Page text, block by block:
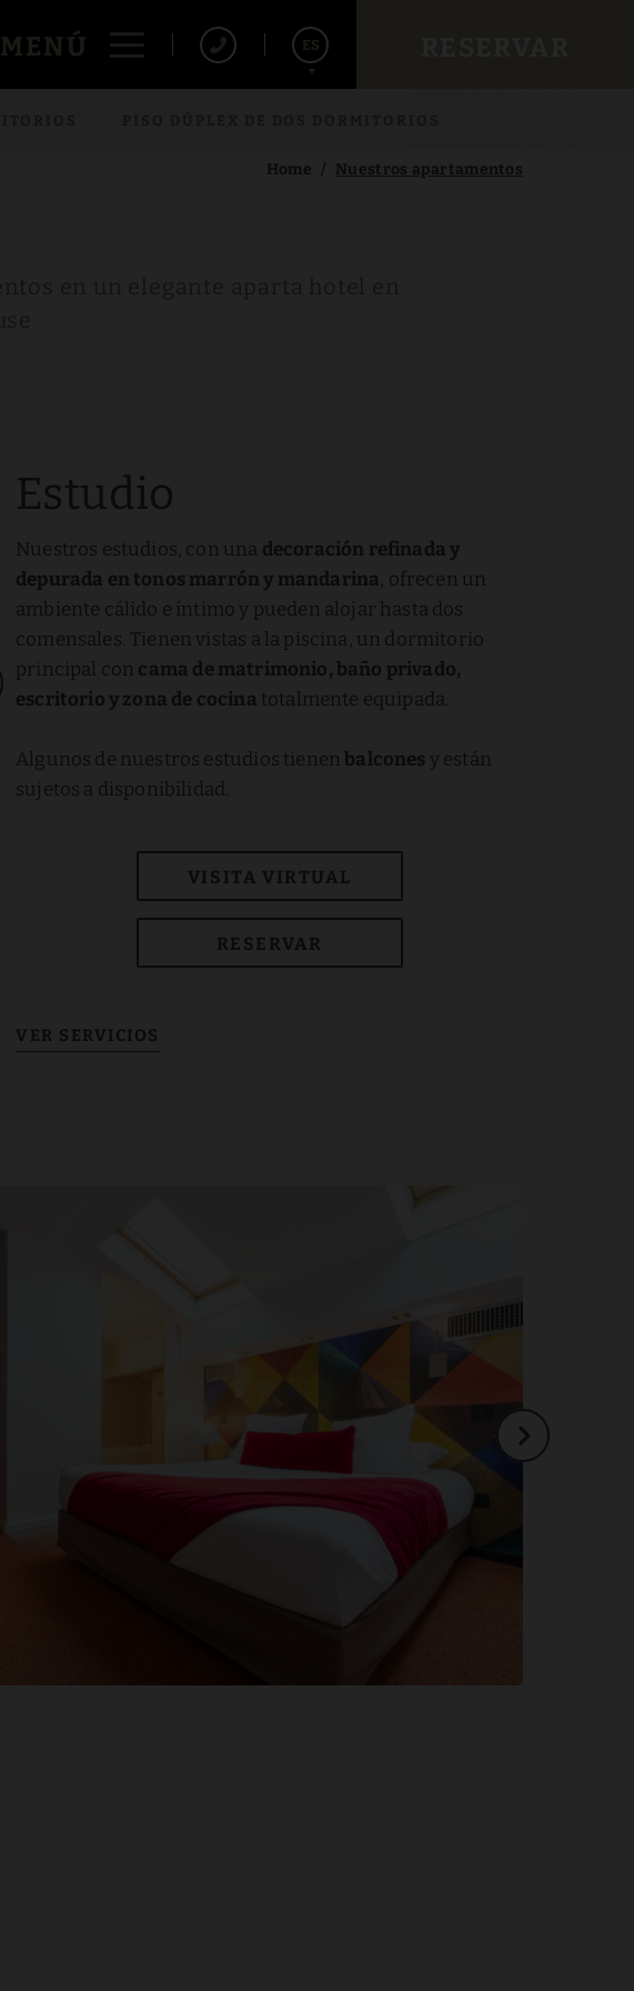
MENÚ ES
Français
Home Nuestros apartamentos
Estudio
Nuestros estudios, con una decoración refinada y
depurada en tonos marrón y mandarina, ofrecen un
ambiente cálido e íntimo y pueden alojar hasta dos
comensales. Tienen vistas a la piscina, un dormitorio
principal con cama de matrimonio, baño privado,
escritorio y zona de cocina totalmente equipada.
Algunos de nuestros estudios tienenbalcones y están
sujetos a disponibilidad.
VISITA VIRTUAL
RESERVAR